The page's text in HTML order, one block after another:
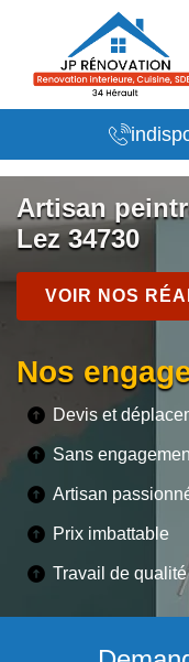
Artisan
Lez 34730
VOIR NOS
Nos
Devis et
Sans
Artisan
Prix imbattable
Travail de qualité